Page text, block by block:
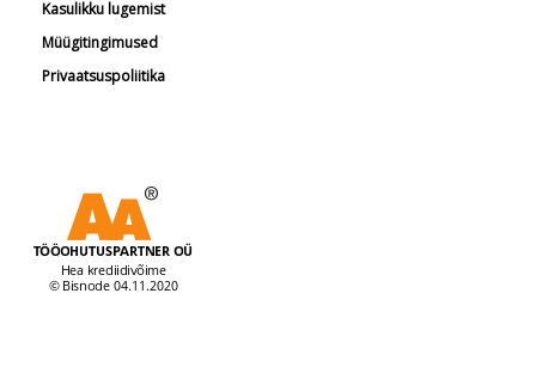
Kasulikku lugemist
Müügitingimused
Privaatsuspoliitika